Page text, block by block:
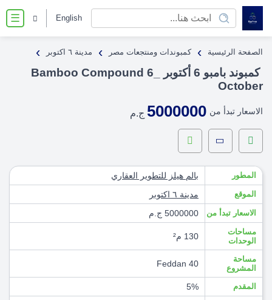
☰ English
الصفحة الرئيسية › كمبوندات ومنتجعات مصر › مدينة ٦ اكتوبر ›
كمبوند بامبو 6 أكتوبر _Bamboo Compound 6
October
الاسعار تبدأ من 5000000 ج.م
المطور بالم هيلز للتطوير العقاري
الموقع مدينة ٦ اكتوبر
الاسعار تبدأ من 5000000 ج.م
مساحات
الوحدات
130 م²
مساحة
المشروع
40 Feddan
المقدم 5%